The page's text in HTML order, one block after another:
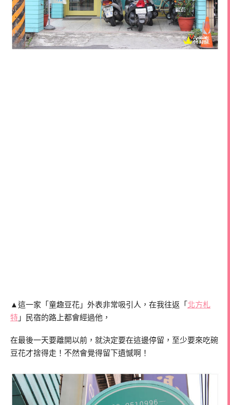
▲這一家「童趣豆花」外表非常吸引人，在我往返「 北方札
特 」民宿的路上都會經過他，
在最後一天要離開以前，就決定要在這邊停留，至少要來吃碗
豆花才捨得走！不然會覺得留下遺憾啊！